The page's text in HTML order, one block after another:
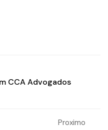
CCA Advogados
Proximo